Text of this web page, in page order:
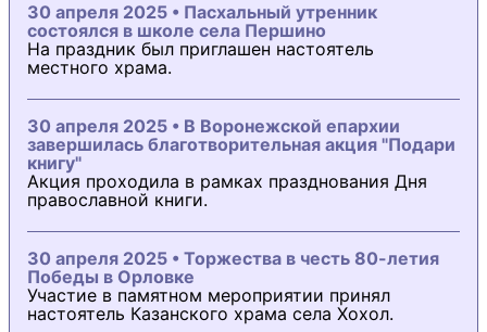
30 апреля 2025 • Пасхальный утренник
состоялся в школе села Першино
На праздник был приглашен настоятель
местного храма.
30 апреля 2025 • В Воронежской епархии
завершилась благотворительная акция "Подари
книгу"
Акция проходила в рамках празднования Дня
православной книги.
30 апреля 2025 • Торжества в честь 80-летия
Победы в Орловке
Участие в памятном мероприятии принял
настоятель Казанского храма села Хохол.